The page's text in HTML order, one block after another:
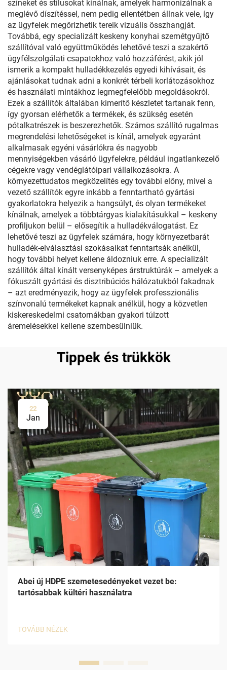
színeket és stílusokat kínálnak, amelyek harmonizálnak a
meglévő díszítéssel, nem pedig ellentétben állnak vele, így
az ügyfelek megőrizhetik tereik vizuális összhangját.
Továbbá, egy specializált keskeny konyhai szemétgyűjtő
szállítóval való együttműködés lehetővé teszi a szakértő
ügyfélszolgálati csapatokhoz való hozzáférést, akik jól
ismerik a kompakt hulladékkezelés egyedi kihívásait, és
ajánlásokat tudnak adni a konkrét térbeli korlátozásokhoz
és használati mintákhoz legmegfelelőbb megoldásokról.
Ezek a szállítók általában kimerítő készletet tartanak fenn,
így gyorsan elérhetők a termékek, és szükség esetén
pótalkatrészek is beszerezhetők. Számos szállító rugalmas
megrendelési lehetőségeket is kínál, amelyek egyaránt
alkalmasak egyéni vásárlókra és nagyobb
mennyiségekben vásárló ügyfelekre, például ingatlankezelő
cégekre vagy vendéglátóipari vállalkozásokra. A
környezettudatos megközelítés egy további előny, mivel a
vezető szállítók egyre inkább a fenntartható gyártási
gyakorlatokra helyezik a hangsúlyt, és olyan termékeket
kínálnak, amelyek a többtárgyas kialakításukkal – keskeny
profiljukon belül – elősegítik a hulladékválogatást. Ez
lehetővé teszi az ügyfelek számára, hogy környezetbarát
hulladék-elválasztási szokásaikat fenntartsák anélkül,
hogy további helyet kellene áldozniuk erre. A specializált
szállítók által kínált versenyképes árstruktúrák – amelyek a
fókuszált gyártási és disztribúciós hálózatukból fakadnak
– azt eredményezik, hogy az ügyfelek professzionális
színvonalú termékeket kapnak anélkül, hogy a közvetlen
kiskereskedelmi csatornákban gyakori túlzott
áremelésekkel kellene szembesülniük.
Tippek és trükkök
22
Jan
Abei új HDPE szemetesedényeket vezet be:
tartósabbak kültéri használatra
TOVÁBB NÉZEK